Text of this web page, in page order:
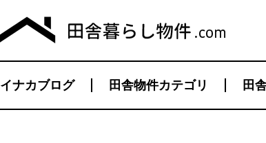
イナカブログ 田舎物件カテゴリ 田